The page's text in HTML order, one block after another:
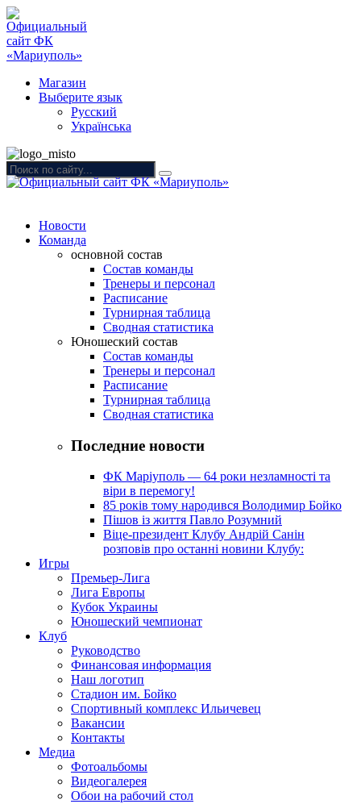
Магазин
Выберите язык
Русский
Українська
Новости
Команда
основной состав
Состав команды
Тренеры и персонал
Расписание
Турнирная таблица
Сводная статистика
Юношеский состав
Состав команды
Тренеры и персонал
Расписание
Турнирная таблица
Сводная статистика
Последние новости
ФК Маріуполь — 64 роки незламності та
віри в перемогу!
85 років тому народився Володимир Бойко
Пішов із життя Павло Розумний
Віце-президент Клубу Андрій Санін
розповів про останні новини Клубу:
Игры
Премьер-Лига
Лига Европы
Кубок Украины
Юношеский чемпионат
Клуб
Руководство
Финансовая информация
Наш логотип
Стадион им. Бойко
Спортивный комплекс Ильичевец
Вакансии
Контакты
Медиа
Фотоальбомы
Видеогалерея
Обои на рабочий стол